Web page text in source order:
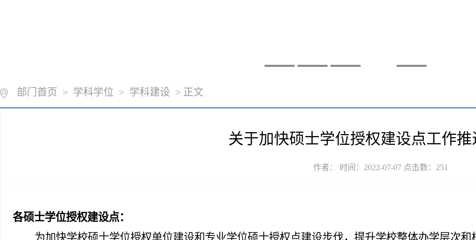
部门首页 > 学科学位 > 学科建设 > 正文
关于加快硕士学位授权建设点工作推
作者： 时间：2022-07-07 点击数： 251
各硕士学位授权建设点：
为加快学校硕士学位授权单位建设和专业学位硕士授权点建设步伐，提升学校整体办学层次